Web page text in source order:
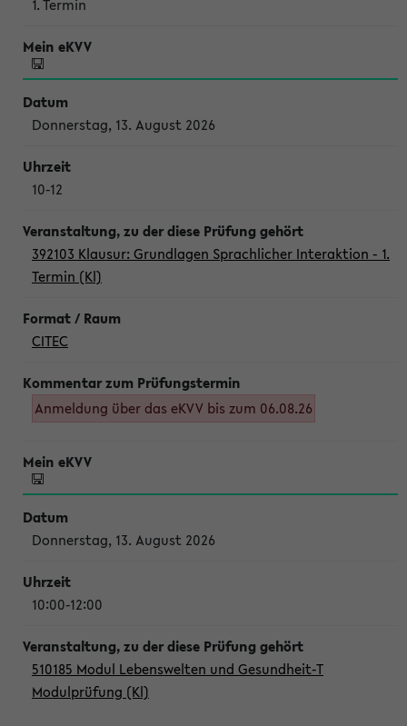
1. Termin
Donnerstag, 13. August 2026
10-12
392103 Klausur: Grundlagen Sprachlicher Interaktion - 1.
Termin (Kl)
CITEC
Anmeldung über das eKVV bis zum 06.08.26
Donnerstag, 13. August 2026
10:00-12:00
510185 Modul Lebenswelten und Gesundheit-T
Modulprüfung (Kl)